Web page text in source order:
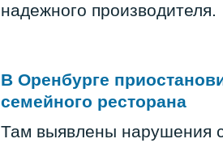
надежного производителя.
В Оренбурге
семейного ресторана
Там выявлены нарушения